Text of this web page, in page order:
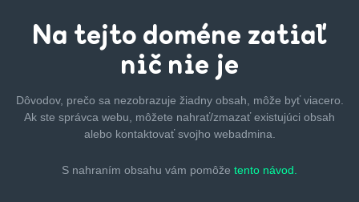
Na tejto doméne zatiaľ
nič nie je
Dôvodov, prečo sa nezobrazuje žiadny obsah, môže byťviacero.
Ak ste správca webu, môžete nahrať/zmazaťexistujúci obsah
alebo kontaktovať svojho webadmina.
S nahraním obsahu vám pomôže tento návod.